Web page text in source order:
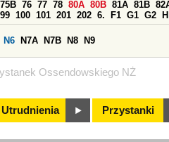
Ossendowskiego NŻ
75B 76 77 78 80A 80B 81A 81B
99 100 101 201 202 6. F1 G1 G2 H
N6 N7A N7B N8 N9
Utrudnienia Przystanki